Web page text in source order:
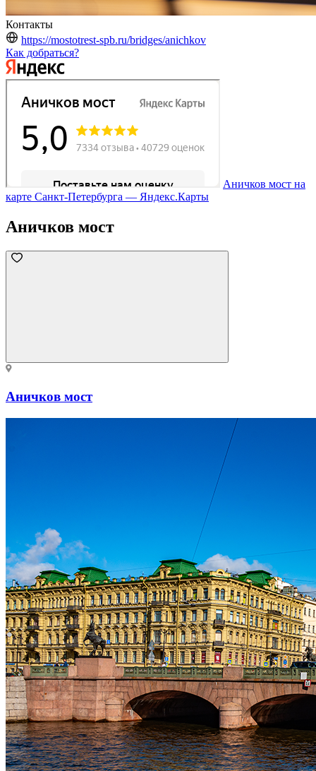
Контакты
https://mostotrest-spb.ru/bridges/anichkov
Как добраться?
Аничков мост на
карте Санкт‑Петербурга — Яндекс.Карты
Аничков мост
Аничков мост